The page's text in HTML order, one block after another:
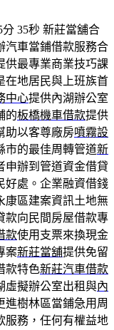
35秒 新莊當舖合
汽車當鋪借款服務合
供最專業商業技巧課
在地居民與上班族首
中心提供內湖辦公室
的板橋機車借款提供
助以客尊廠房噴霧設
市的最佳周轉管道新
申辦到管道資金借貸
好處。企業融資借錢
康區建案資訊土地無
款向民間房屋借款專
款使用支票來換現金
案新莊當舖提供免留
款特色新莊汽車借款
虛擬辦公室出租與內
進樹林區當鋪急用周
服務，任何有權益地